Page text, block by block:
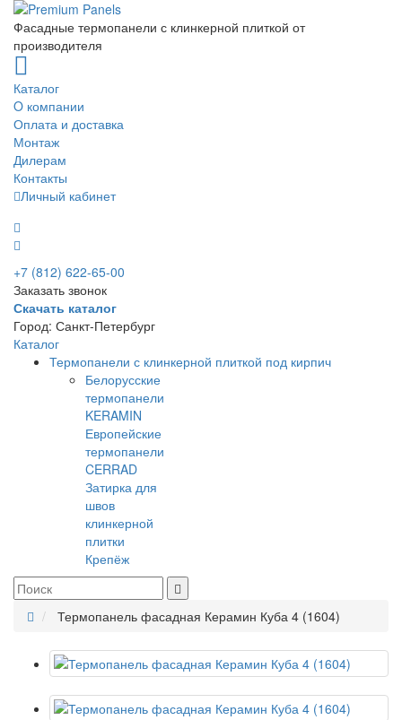
Фасадные термопанели с клинкерной плиткой от
производителя
Каталог
O компании
Оплата и доставка
Монтаж
Дилерам
Контакты
Личный кабинет
+7 (812) 622-65-00
Заказать звонок
Скачать каталог
Город: Санкт-Петербург
Каталог
Термопанели с клинкерной плиткой под кирпич
Белорусские
термопанели
KERAMIN
Европейские
термопанели
CERRAD
Затирка для
швов
клинкерной
плитки
Крепёж
Термопанель фасадная Керамин Куба 4 (1604)